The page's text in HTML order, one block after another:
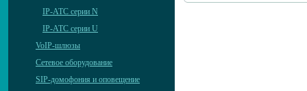
IP-АТС серии N
IP-АТС серии U
VoIP-шлюзы
Сетевое оборудование
SIP-домофония и оповещение